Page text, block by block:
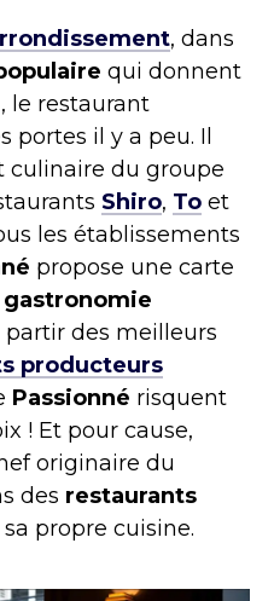
, dans
qui donnent
le restaurant
portes il y a peu. Il
culinaire du groupe
Shiro, To et
les établissements
propose une carte
gastronomie
partir des meilleurs
producteurs
Passionné risquent
! Et pour cause,
originaire du
des restaurants
propre cuisine.